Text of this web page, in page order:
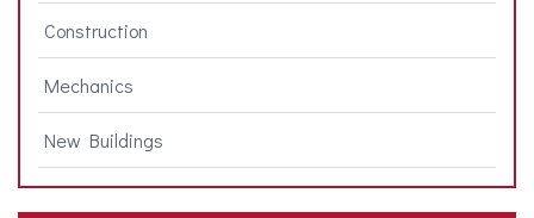
Construction
Mechanics
New Buildings